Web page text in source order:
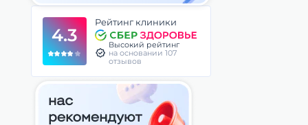
4.3
Рейтинг клиники
Высокий рейтинг
на основании 107
отзывов